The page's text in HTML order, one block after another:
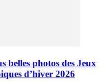
belles photos des Jeux
d’hiver 2026